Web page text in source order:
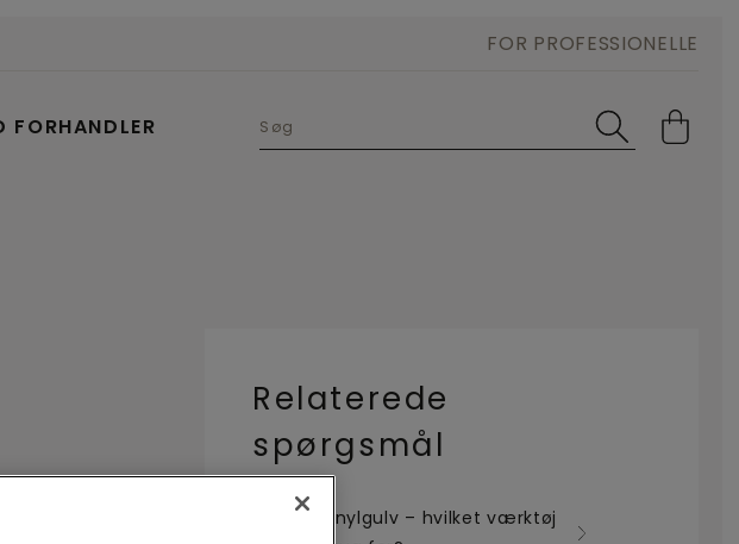
FORHANDLER
FOR PROFESSIONELLE
Relaterede
spørgsmål
Lægge vinylgulv – hvilket værktøj